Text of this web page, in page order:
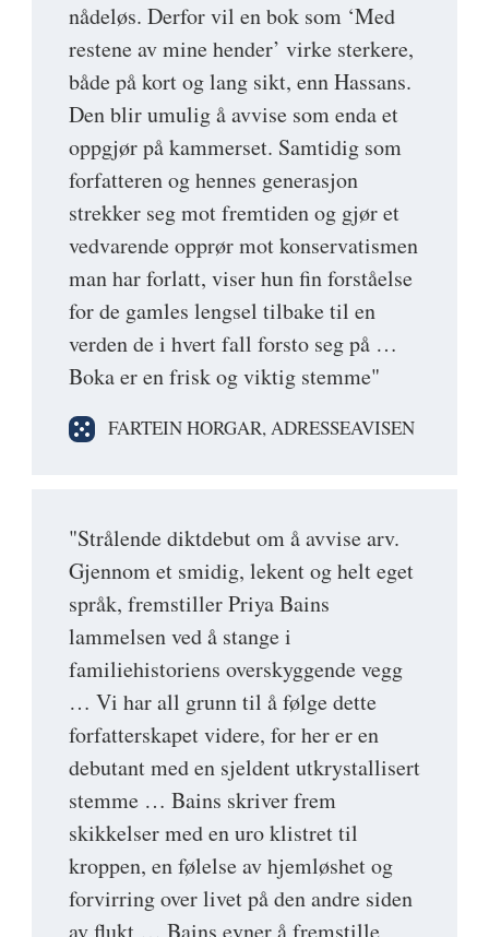
nådeløs. Derfor vil en bok som ‘Med
restene av mine hender’ virke sterkere,
både på kort og lang sikt, enn Hassans.
Den blir umulig å avvise som enda et
oppgjør på kammerset. Samtidig som
forfatteren og hennes generasjon
strekker seg mot fremtiden og gjør et
vedvarende opprør mot konservatismen
man har forlatt, viser hun fin forståelse
for de gamles lengsel tilbake til en
verden de i hvert fall forsto seg på …
Boka er en frisk og viktig stemme"
FARTEIN HORGAR, ADRESSEAVISEN
"Strålende diktdebut om å avvise arv.
Gjennom et smidig, lekent og helt eget
språk, fremstiller Priya Bains
lammelsen ved å stange i
familiehistoriens overskyggende vegg
… Vi har all grunn til å følge dette
forfatterskapet videre, for her er en
debutant med en sjeldent utkrystallisert
stemme … Bains skriver frem
skikkelser med en uro klistret til
kroppen, en følelse av hjemløshet og
forvirring over livet på den andre siden
av flukt … Bains evner å fremstille